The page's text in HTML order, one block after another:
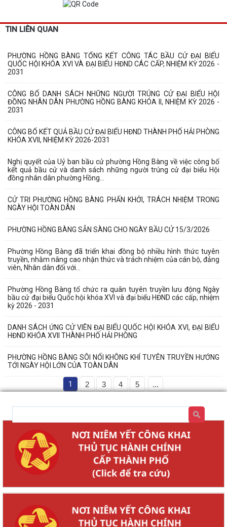
TIN LIÊN QUAN
PHƯỜNG HỒNG BÀNG TỔNG KẾT CÔNG TÁC BẦU CỬ ĐẠI BIỂU
QUỐC HỘI KHÓA XVI VÀ ĐẠI BIỂU HĐND CÁC CẤP, NHIỆM KỲ 2026 -
2031
CÔNG BỐ DANH SÁCH NHỮNG NGƯỜI TRÚNG CỬ ĐẠI BIỂU HỘI
ĐỒNG NHÂN DÂN PHƯỜNG HỒNG BÀNG KHÓA II, NHIỆM KỲ 2026 -
2031
CÔNG BỐ KẾT QUẢ BẦU CỬ ĐẠI BIỂU HĐND THÀNH PHỐ HẢI PHÒNG
KHÓA XVII, NHIỆM KỲ 2026-2031
Nghị quyết của Uỷ ban bầu cử phường Hồng Bàng về việc công bố
kết quả bầu cử và danh sách những người trúng cử đại biểu Hội
đồng nhân dân phường Hồng...
CỬ TRI PHƯỜNG HỒNG BÀNG PHẤN KHỞI, TRÁCH NHIỆM TRONG
NGÀY HỘI TOÀN DÂN
PHƯỜNG HỒNG BÀNG SẴN SÀNG CHO NGÀY BẦU CỬ 15/3/2026
Phường Hồng Bàng đã triển khai đồng bộ nhiều hình thức tuyên
truyền, nhằm nâng cao nhận thức và trách nhiệm của cán bộ, đảng
viên, Nhân dân đối với...
Phường Hồng Bàng tổ chức ra quân tuyên truyền lưu động Ngày
bầu cử đại biểu Quốc hội khóa XVI và đại biểu HĐND các cấp, nhiệm
kỳ 2026 - 2031
DANH SÁCH ỨNG CỬ VIÊN ĐẠI BIỂU QUỐC HỘI KHÓA XVI, ĐẠI BIỂU
HĐND KHÓA XVII THÀNH PHỐ HẢI PHÒNG
PHƯỜNG HỒNG BÀNG SÔI NỔI KHÔNG KHÍ TUYÊN TRUYỀN HƯỚNG
TỚI NGÀY HỘI LỚN CỦA TOÀN DÂN
1 2 3 4 5 ...